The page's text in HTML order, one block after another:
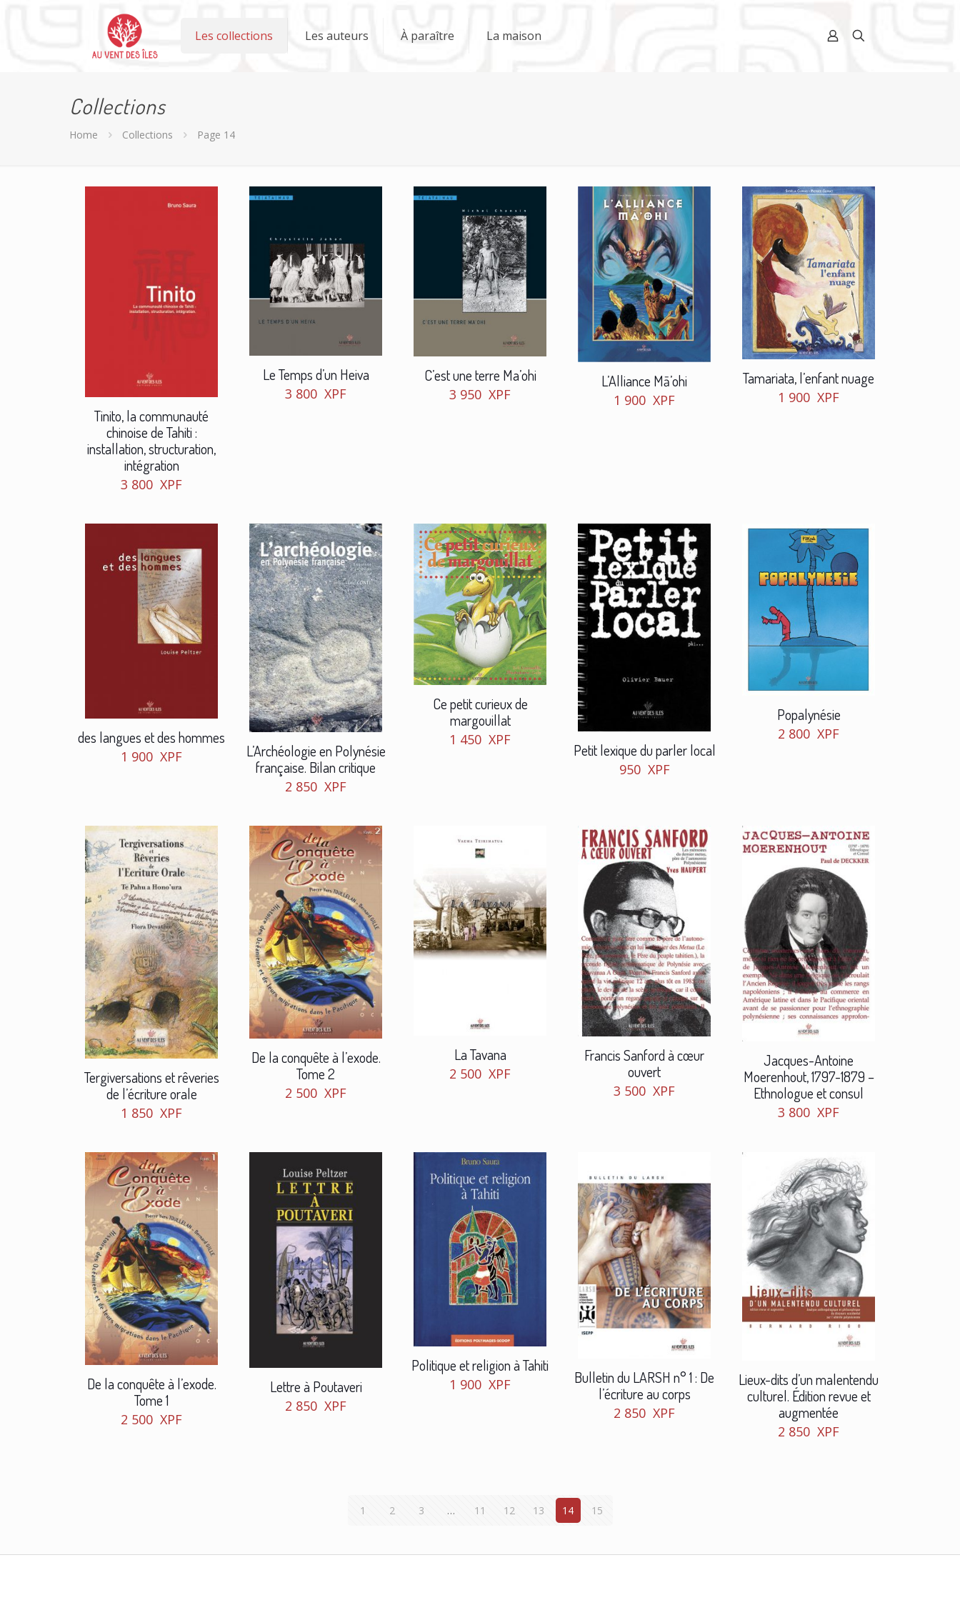
Les collections Les auteurs À paraître La maison
Collections
Home Collections Page 14
Tinito, la communauté
chinoise de Tahiti :
installation, structuration,
intégration
3 800 XPF
Le Temps d’un Heiva
3 800 XPF
C’est une terre Ma’ohi
3 950 XPF
L’Alliance Mā’ohi
1 900 XPF
Tamariata, l’enfant nuage
1 900 XPF
des langues et des hommes
1 900 XPF
L’Archéologie en Polynésie
française. Bilan critique
2 850 XPF
Ce petit curieux de
margouillat
1 450 XPF
Petit lexique du parler local
950 XPF
Popalynésie
2 800 XPF
Tergiversations et rêveries
de l’écriture orale
1 850 XPF
De la conquête à l’exode.
Tome 2
2 500 XPF
La Tavana
2 500 XPF
Francis Sanford à cœur
ouvert
3 500 XPF
Jacques-Antoine
Moerenhout, 1797-1879 –
Ethnologue et consul
3 800 XPF
De la conquête à l’exode.
Tome 1
2 500 XPF
Lettre à Poutaveri
2 850 XPF
Politique et religion à Tahiti
1 900 XPF
Bulletin du LARSH n° 1 : De
l’écriture au corps
2 850 XPF
Lieux-dits d’un malentendu
culturel. Édition revue et
augmentée
2 850 XPF
1 2 3 … 11 12 13 14 15